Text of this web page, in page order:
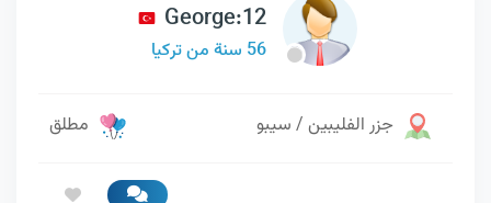
George:12
56 سنة من تركيا
جزر الفليبين / سيبو مطلق